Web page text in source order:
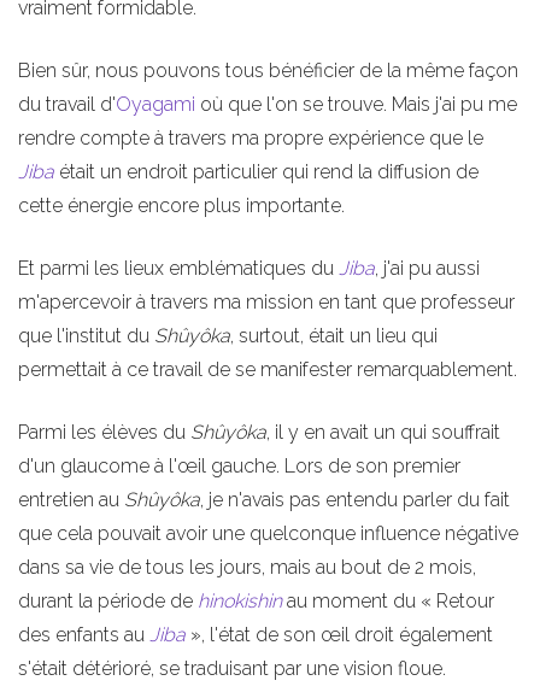
vraiment formidable.
Bien sûr, nous pouvons tous bénéficier de la même façon
du travail d'Oyagami où que l'on se trouve. Mais j'ai pu me
rendre compte à travers ma propre expérience que le
Jiba était un endroit particulier qui rend la diffusion de
cette énergie encore plus importante.
Et parmi les lieux emblématiques du Jiba, j'ai pu aussi
m'apercevoir à travers ma mission en tant que professeur
que l'institut du Shûyôka, surtout, était un lieu qui
permettait à ce travail de se manifester remarquablement.
Parmi les élèves du Shûyôka, il y en avait un qui souffrait
d'un glaucome à l'œil gauche. Lors de son premier
entretien au Shûyôka, je n'avais pas entendu parler du fait
que cela pouvait avoir une quelconque influence négative
dans sa vie de tous les jours, mais au bout de 2 mois,
durant la période de hinokishinau moment du « Retour
des enfants au Jiba », l'état de son œil droit également
s'était détérioré, se traduisant par une vision floue.